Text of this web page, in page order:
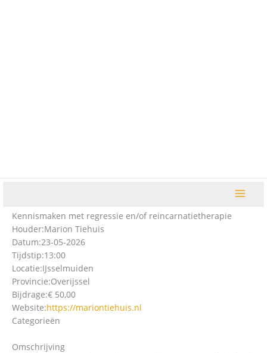
Kennismaken met regressie en/of reincarnatietherapie
Houder:Marion Tiehuis
Datum:23-05-2026
Tijdstip:13:00
Locatie:IJsselmuiden
Provincie:Overijssel
Bijdrage:€ 50,00
Website:https://mariontiehuis.nl
Categorieën
Omschrijving